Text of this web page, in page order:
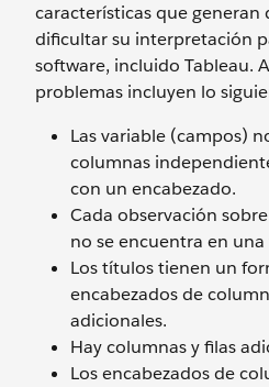
características que generan
dificultar su interpretación
software, incluido Tableau.
problemas incluyen lo
Las variable (campos)
columnas
con un encabezado.
Cada observación
no se encuentra en
Los títulos tienen un
encabezados de
adicionales.
Hay columnas y filas
Los encabezados de